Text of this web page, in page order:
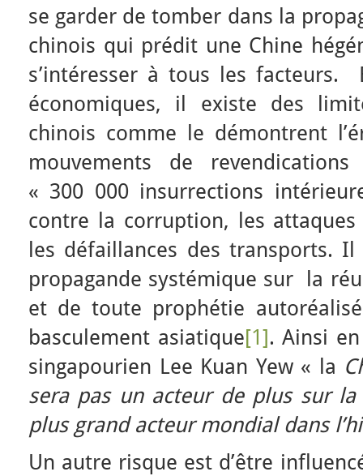
se garder de tomber dans la
chinois qui prédit une Chine
s’intéresser à tous les facteurs.
économiques, il existe des
chinois comme le démontrent
mouvements de
« 300 000 insurrections
contre la corruption, les attaques
les défaillances des transports.
propagande systémique sur la
et de toute prophétie
basculement asiatique[1]. Ainsi
singapourien Lee Kuan Yew « la
sera pas un acteur de plus sur
plus grand acteur mondial dans
Un autre risque est d’être